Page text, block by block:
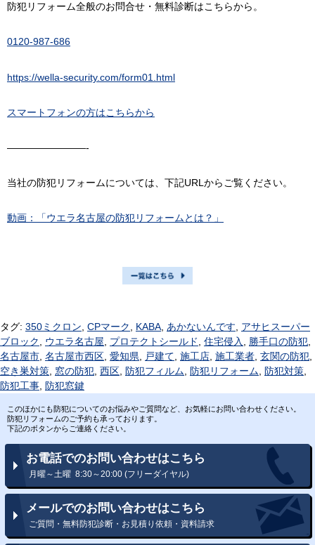
防犯リフォーム全般のお問合せ・無料診断はこちらから。
0120-987-686
https://wella-security.com/form01.html
スマートフォンの方はこちらから
————————-
当社の防犯リフォームについては、下記URLからご覧ください。
動画：「ウエラ名古屋の防犯リフォームとは？」
タグ: 350ミクロン CPマーク KABA あかないんです
アサヒスーパー
ブロック
ウエラ名古屋 プロテクトシールド 住宅侵入 勝手口の防犯
名古屋市 名古屋市西区 愛知県 戸建て 施工店 施工業者 玄関の防犯
空き巣対策 窓の防犯 西区 防犯フィルム 防犯リフォーム 防犯対策
防犯工事 防犯窓鍵
このほかにも防犯についてのお悩みやご質問など、お気軽にお問い合わせください。
防犯リフォームのご予約も承っております。
下記のボタンからご連絡ください。
お電話でのお問い合わせはこちら
月曜～土曜 8:30～20:00 (フリーダイヤル)
メールでのお問い合わせはこちら
ご質問・無料防犯診断・お見積り依頼・資料請求